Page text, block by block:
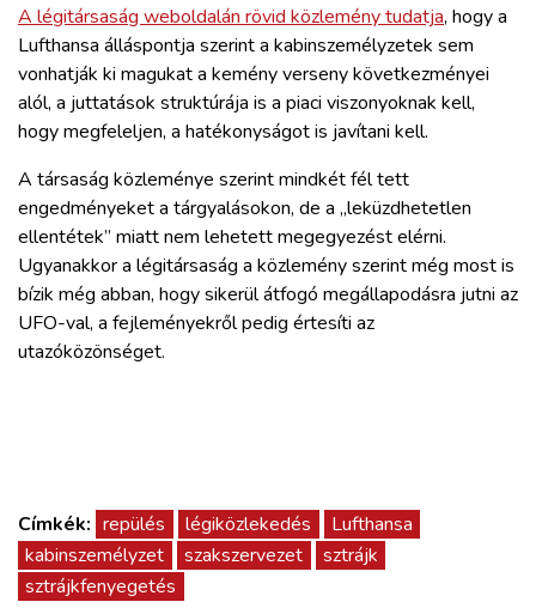
A légitársaság weboldalán rövid közlemény tudatja, hogy a
Lufthansa álláspontja szerint a kabinszemélyzetek sem
vonhatják ki magukat a kemény verseny következményei
alól, a juttatások struktúrája is a piaci viszonyoknak kell,
hogy megfeleljen, a hatékonyságot is javítani kell.
A társaság közleménye szerint mindkét fél tett
engedményeket a tárgyalásokon, de a „leküzdhetetlen
ellentétek” miatt nem lehetett megegyezést elérni.
Ugyanakkor a légitársaság a közlemény szerint még most is
bízik még abban, hogy sikerül átfogó megállapodásra jutni az
UFO-val, a fejleményekről pedig értesíti az
utazóközönséget.
Címkék: repülés légiközlekedés
Lufthansa
kabinszemélyzet
szakszervezet
sztrájk
sztrájkfenyegetés